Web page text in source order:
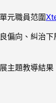
元職員范圍
偏向、糾治
主題教導結